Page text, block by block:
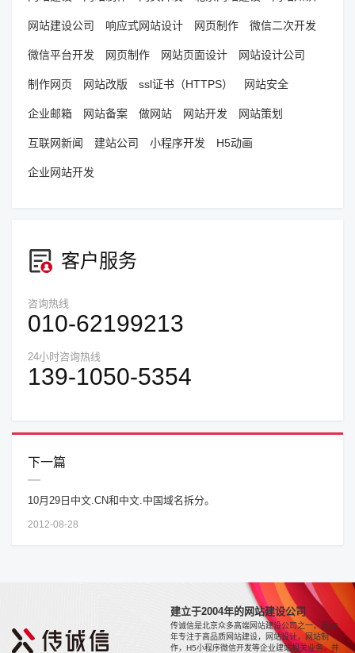
网站建设公司 响应式网站设计 网页制作 微信二次开发
微信平台开发 网页制作 网站页面设计 网站设计公司
制作网页 网站改版 ssl证书（HTTPS） 网站安全
企业邮箱 网站备案 做网站 网站开发 网站策划
互联网新闻 建站公司 小程序开发 H5动画
企业网站开发
客户服务
咨询热线
010-62199213
24小时咨询热线
139-1050-5354
下一篇
10月29日中文.CN和中文.中国域名拆分。
2012-08-28
建立于2004年的网站建设公司
传诚信是北京众多高端网站建设公司之一，近20
年专注于高品质网站建设，网站设计，网站制
作，H5小程序微信开发等企业建站相关业务，并